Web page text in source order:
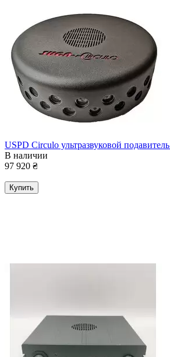
USPD Circulo ультразвуковой
В наличии
97 920 ₴
Купить